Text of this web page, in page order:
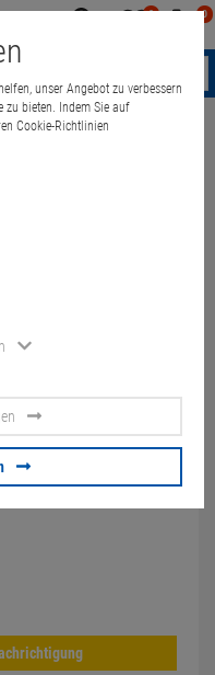
0 0
Ryzen 5
NVMe
unser Angebot zu verbessern
zu bieten. Indem Sie auf
Cookie-Richtlinien